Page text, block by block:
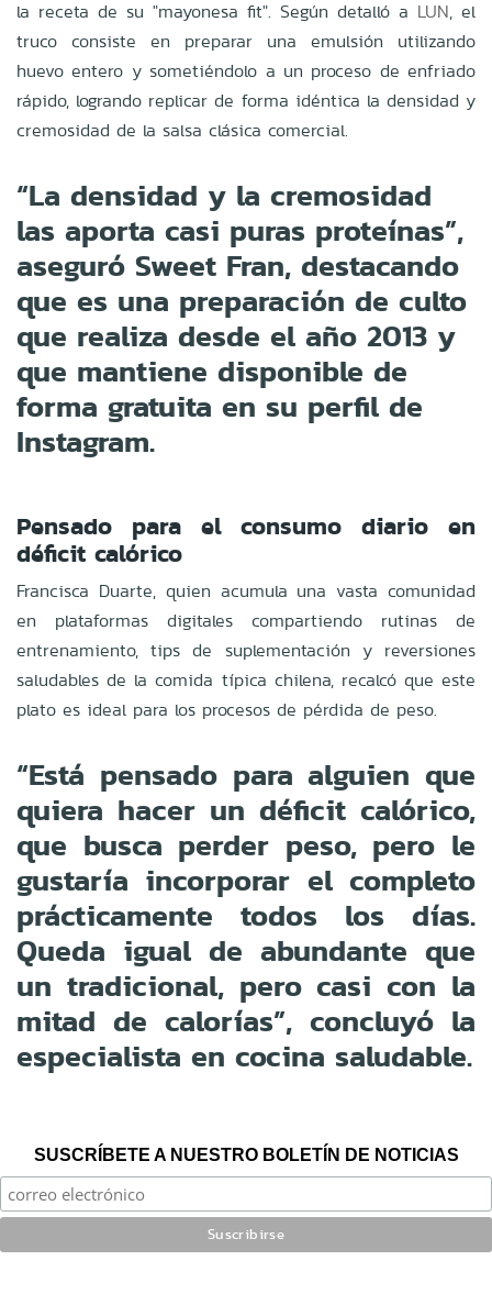
la receta de su "mayonesa fit". Según detalló a LUN, el
truco consiste en preparar una emulsión utilizando
huevo entero y sometiéndolo a un proceso de enfriado
rápido, logrando replicar de forma idéntica la densidad y
cremosidad de la salsa clásica comercial.
“La densidad y la cremosidad
las aporta casi puras proteínas”,
aseguró Sweet Fran, destacando
que es una preparación de culto
que realiza desde el año 2013 y
que mantiene disponible de
forma gratuita en su perfil de
Instagram.
Pensado para el consumo diario en
déficit calórico
Francisca Duarte, quien acumula una vasta comunidad
en plataformas digitales compartiendo rutinas de
entrenamiento, tips de suplementación y reversiones
saludables de la comida típica chilena, recalcó que este
plato es ideal para los procesos de pérdida de peso.
“Está pensado para alguien que
quiera hacer un déficit calórico,
que busca perder peso, pero le
gustaría incorporar el completo
prácticamente todos los días.
Queda igual de abundante que
un tradicional, pero casi con la
mitad de calorías”, concluyó la
especialista en cocina saludable.
SUSCRÍBETE A NUESTRO BOLETÍN DE NOTICIAS